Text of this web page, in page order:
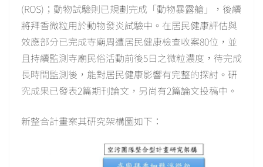
(ROS)；動物試驗則已規劃完成「動物暴露艙」，後續
將拜香微粒用於動物發炎試驗中。在居民健康評估與
效應部分已完成寺廟周遭居民健康檢查收案80位，並
且持續監測寺廟民俗活動前後5日之微粒濃度，待完成
長時間監測後，能對居民健康影響有完整的探討。研
究成果已發表2篇期刊論文，另尚有2篇論文投稿中。
新整合計畫案其研究架構圖如下：